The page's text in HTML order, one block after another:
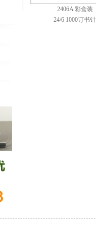
2406A 彩盒装
24/6 1000订书针